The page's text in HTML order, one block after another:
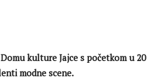
kulture Jajce s početkom u 20
modne scene.